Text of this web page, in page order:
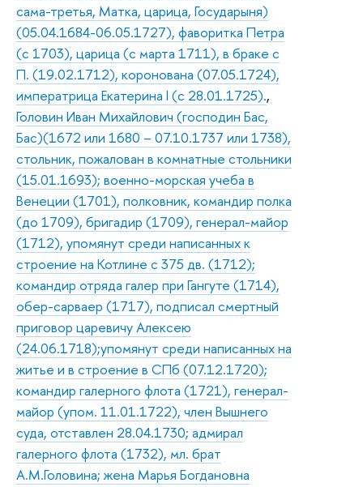
сама-третья, Матка, царица, Государыня)
(05.04.1684-06.05.1727), фаворитка Петра
(с 1703), царица (с марта 1711), в браке с
П. (19.02.1712), коронована (07.05.1724),
императрица Екатерина I (с 28.01.1725).,
Головин Иван Михайлович (господин Бас,
Бас)(1672 или 1680 – 07.10.1737 или 1738),
стольник, пожалован в комнатные стольники
(15.01.1693); военно-морская учеба в
Венеции (1701), полковник, командир полка
(до 1709), бригадир (1709), генерал-майор
(1712), упомянут среди написанных к
строение на Котлине с 375 дв. (1712);
командир отряда галер при Гангуте (1714),
обер-сарваер (1717), подписал смертный
приговор царевичу Алексею
(24.06.1718);упомянут среди написанных на
житье и в строение в СПб (07.12.1720);
командир галерного флота (1721), генерал-
майор (упом. 11.01.1722), член Вышнего
суда, отставлен 28.04.1730; адмирал
галерного флота (1732), мл. брат
А.М.Головина; жена Марья Богдановна